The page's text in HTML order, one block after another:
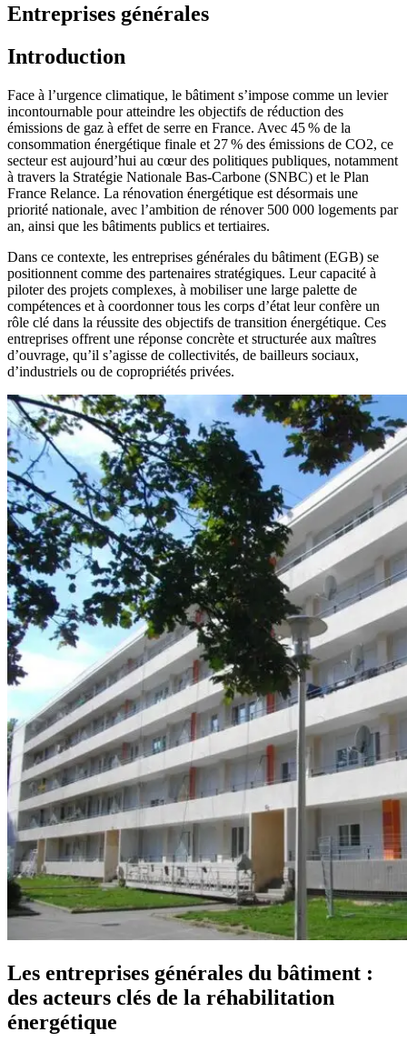
Entreprises générales
Introduction
Face à l’urgence climatique, le bâtiment s’impose comme un levier
incontournable pour atteindre les objectifs de réduction des
émissions de gaz à effet de serre en France. Avec 45 % de la
consommation énergétique finale et 27 % des émissions de CO2, ce
secteur est aujourd’hui au cœur des politiques publiques, notamment
à travers la Stratégie Nationale Bas-Carbone (SNBC) et le Plan
France Relance. La rénovation énergétique est désormais une
priorité nationale, avec l’ambition de rénover 500 000 logements par
an, ainsi que les bâtiments publics et tertiaires.
Dans ce contexte, les entreprises générales du bâtiment (EGB) se
positionnent comme des partenaires stratégiques. Leur capacité à
piloter des projets complexes, à mobiliser une large palette de
compétences et à coordonner tous les corps d’état leur confère un
rôle clé dans la réussite des objectifs de transition énergétique. Ces
entreprises offrent une réponse concrète et structurée aux maîtres
d’ouvrage, qu’il s’agisse de collectivités, de bailleurs sociaux,
d’industriels ou de copropriétés privées.
Les entreprises générales du bâtiment :
des acteurs clés de la réhabilitation
énergétique